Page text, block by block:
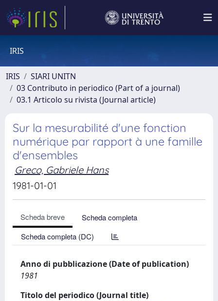
IRIS
IRIS
SIARI UNITN
03 Contributo in periodico (Part of a journal)
03.1 Articolo su rivista (Journal article)
Sur la mesurabilité d'une fonction
numérique par rapport à une famille
d'ensembles
Greco, Gabriele Hans
1981-01-01
Scheda breve
Scheda completa
Scheda completa (DC)
Anno di pubblicazione (Date of publication)
1981
Titolo del periodico (Journal title)